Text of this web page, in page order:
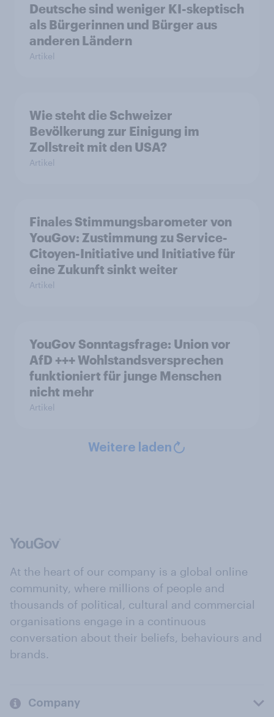
Deutsche sind weniger KI-skeptisch
als Bürgerinnen und Bürger aus
anderen Ländern
Artikel
Wie steht die Schweizer
Bevölkerung zur Einigung im
Zollstreit mit den USA?
Artikel
Finales Stimmungsbarometer von
YouGov: Zustimmung zu Service-
Citoyen-Initiative und Initiative für
eine Zukunft sinkt weiter
Artikel
YouGov Sonntagsfrage: Union vor
AfD +++ Wohlstandsversprechen
funktioniert für junge Menschen
nicht mehr
Artikel
Weitere laden
At the heart of our company is a global online
community, where millions of people and
thousands of political, cultural and commercial
organisations engage in a continuous
conversation about their beliefs, behaviours and
brands.
Company